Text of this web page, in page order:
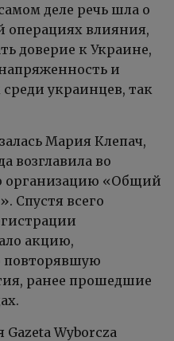
деле речь шла о
операциях влияния,
доверие к Украине,
и
среди украинцев, так
Мария Клепач,
возглавила во
организацию «Общий
Спустя всего
акцию,
повторявшую
ранее прошедшие
Wyborcza